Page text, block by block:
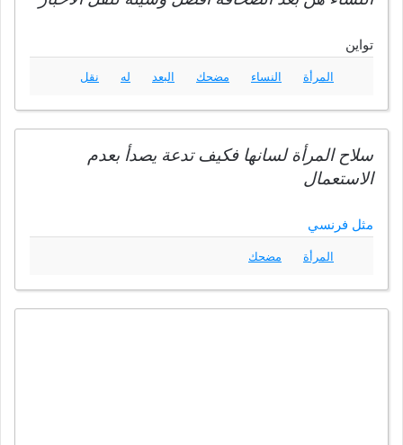
تواين
المرأة النساء مضحك البعد له نقل
سلاح المرأة لسانها فكيف تدعة يصدأ بعدم
الاستعمال
مثل فرنسي
المرأة مضحك